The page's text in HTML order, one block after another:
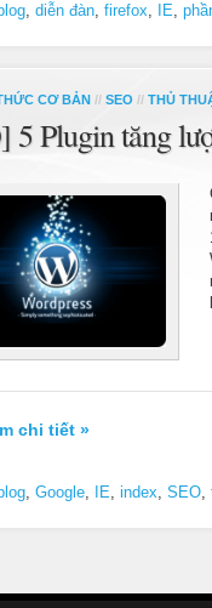
blog, diễn đàn, firefox, IE,
CƠ BẢN // SEO // THỦ
5 Plugin tăng
chi tiết »
blog, Google, IE, index, SEO,